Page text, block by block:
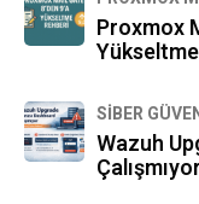
Proxmox
Yükseltme
SIBER
Wazuh
Çalışmıyor